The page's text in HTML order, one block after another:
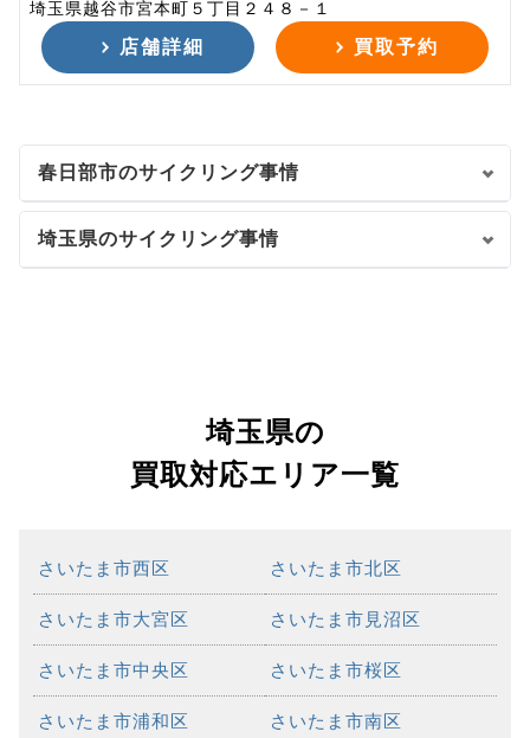
埼玉県越谷市宮本町５丁目２４８－１
店舗詳細 買取予約
春日部市のサイクリング事情
埼玉県のサイクリング事情
埼玉県の
買取対応エリア一覧
さいたま市西区 さいたま市北区
さいたま市大宮区 さいたま市見沼区
さいたま市中央区 さいたま市桜区
さいたま市浦和区 さいたま市南区